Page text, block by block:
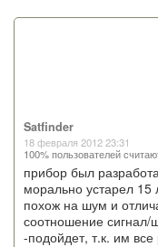
Satfinder
18 февраля 2012 23:31
100% пользователей
прибор был
морально устарел 15
похож на шум и
соотношение
-подойдет, т.к. им